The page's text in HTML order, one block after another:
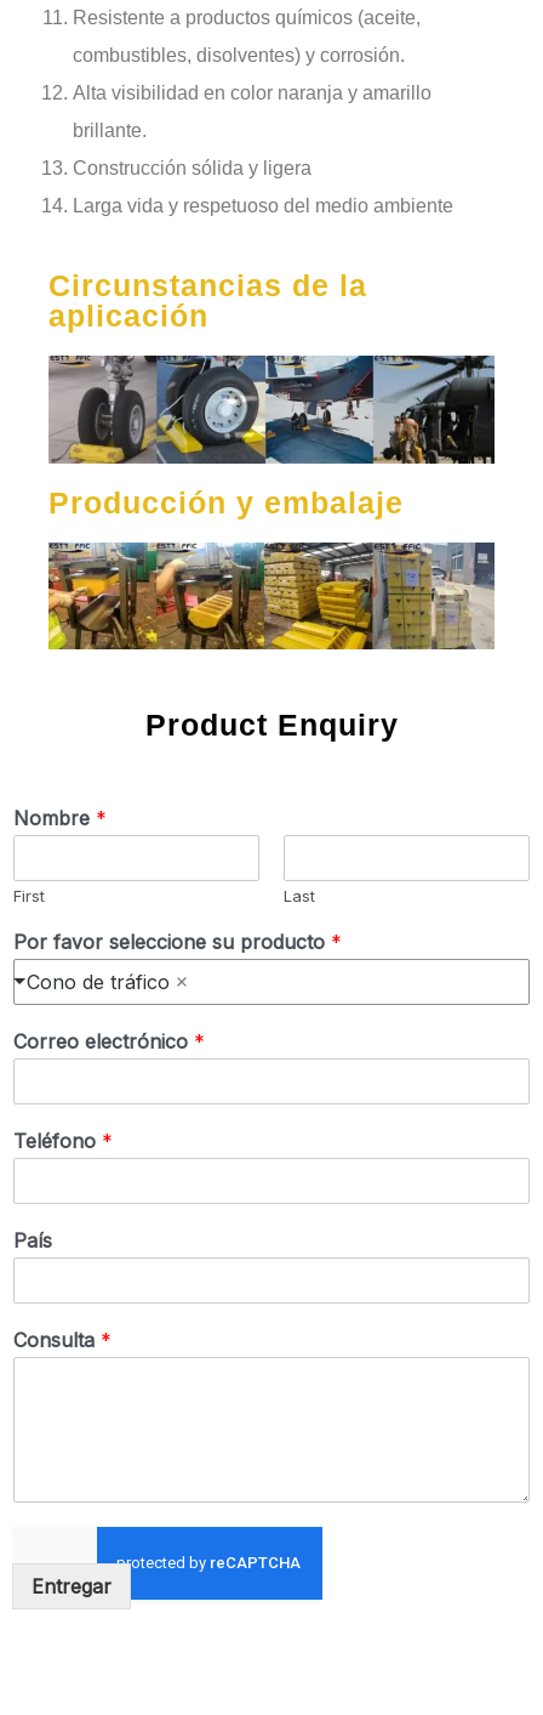
Resistente a productos químicos (aceite,
combustibles, disolventes) y corrosión.
Alta visibilidad en color naranja y amarillo
brillante.
Construcción sólida y ligera
Larga vida y respetuoso del medio ambiente
Circunstancias de la
aplicación
Producción y embalaje
Product Enquiry
Nombre *
First Last
Por favor seleccione su producto *
Cono de tráfico
Correo electrónico *
Teléfono *
País
Consulta *
Entregar